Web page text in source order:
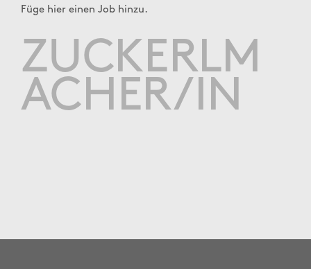
Füge hier einen Job hinzu.
ZUCKERLM
ACHER/IN